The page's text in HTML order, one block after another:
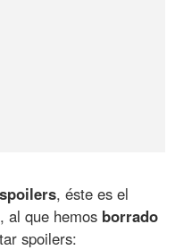
, éste es el
, al que hemos borrado
spoilers: